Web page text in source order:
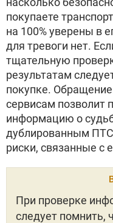
покупаете
на 100% уверены в
для тревоги нет.
тщательную
результатам
покупке.
сервисам позволит
информацию о
дублированным ПТС
риски, связанные с
При проверке
следует помнить,